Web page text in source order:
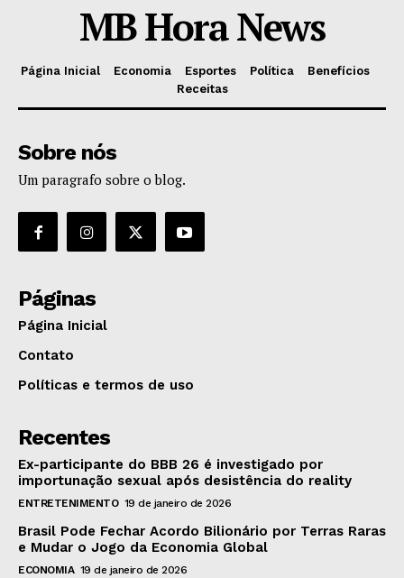
MB Hora News
Página Inicial Economia Esportes Política
Benefícios
Receitas
Sobre nós
Um paragrafo sobre o blog.
Páginas
Página Inicial
Contato
Políticas e termos de uso
Recentes
Ex-participante do BBB 26 é investigado por
importunação sexual após desistência do reality
ENTRETENIMENTO 19 de janeiro de 2026
Brasil Pode Fechar Acordo Bilionário por Terras Raras
e Mudar o Jogo da Economia Global
ECONOMIA 19 de janeiro de 2026